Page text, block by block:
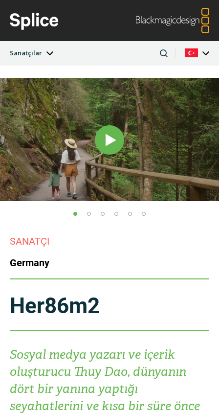
Sanatçılar
Son Sayı
Projeler
Sanatçılar
Firmalar
Argentina Australia
Austria Brazil
Canada China
Denmark Finland
France Germany
Hong Kong SAR, India
Italy
Korea
Russia Singapore
South Africa
SANATÇI
Germany
Her86m2
Sosyal medya yazarı ve içerik
oluşturucu Thuy Dao, dünyanın
dört bir yanına yaptığı
seyahatlerini ve kısa bir süre önce